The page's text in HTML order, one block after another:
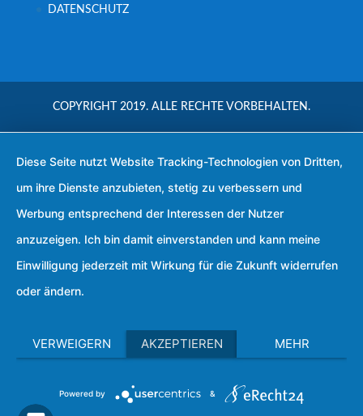
DATEN­SCHUTZ
COPYRIGHT 2019. ALLE RECHTE VORBEHALTEN.
Diese Seite nutzt Website Tracking-Technologien von Dritten,
um ihre Dienste anzubieten, stetig zu verbessern und
Werbung entsprechend der Interessen der Nutzer
anzuzeigen. Ich bin damit einverstanden und kann meine
Einwilligung jederzeit mit Wirkung für die Zukunft widerrufen
oder ändern.
VERWEIGERN AKZEPTIEREN MEHR
Powered by &